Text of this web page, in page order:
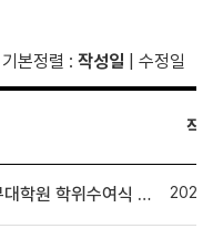
기본정렬 : 작성일 수정일
작
원 학위수여식 안내